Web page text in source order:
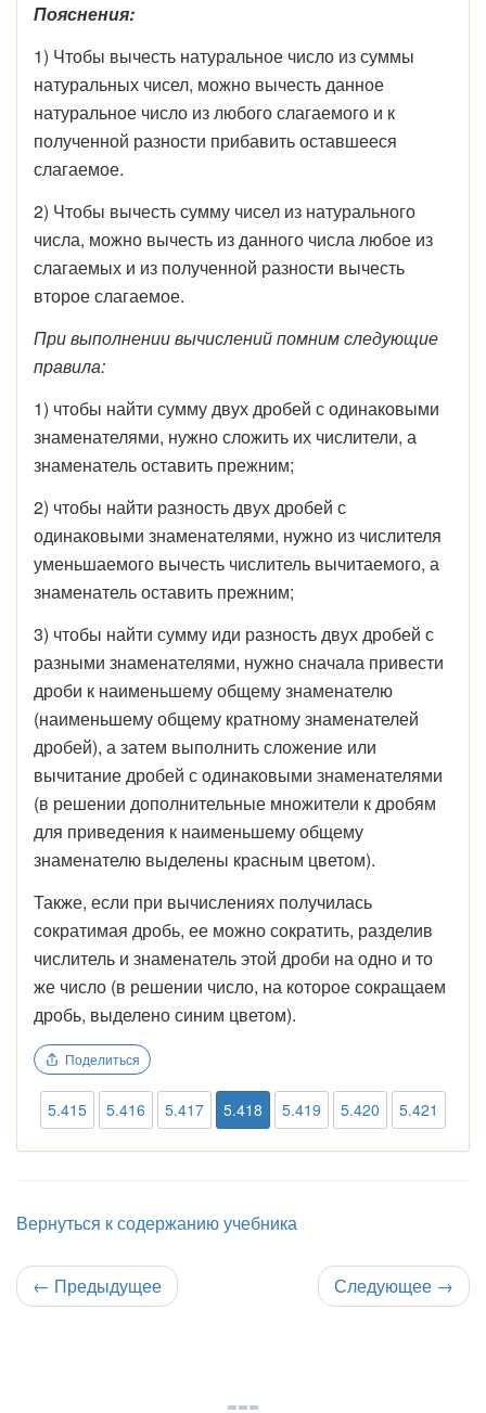
Пояснения:
1) Чтобы вычесть натуральное число из суммы
натуральных чисел, можно вычесть данное
натуральное число из любого слагаемого и к
полученной разности прибавить оставшееся
слагаемое.
2) Чтобы вычесть сумму чисел из натурального
числа, можно вычесть из данного числа любое из
слагаемых и из полученной разности вычесть
второе слагаемое.
При выполнении вычислений помним следующие
правила:
1) чтобы найти сумму двух дробей с одинаковыми
знаменателями, нужно сложить их числители, а
знаменатель оставить прежним;
2) чтобы найти разность двух дробей с
одинаковыми знаменателями, нужно из числителя
уменьшаемого вычесть числитель вычитаемого, а
знаменатель оставить прежним;
3) чтобы найти сумму иди разность двух дробей с
разными знаменателями, нужно сначала привести
дроби к наименьшему общему знаменателю
(наименьшему общему кратному знаменателей
дробей), а затем выполнить сложение или
вычитание дробей с одинаковыми знаменателями
(в решении дополнительные множители к дробям
для приведения к наименьшему общему
знаменателю выделены красным цветом).
Также, если при вычислениях получилась
сократимая дробь, ее можно сократить, разделив
числитель и знаменатель этой дроби на одно и то
же число (в решении число, на которое сокращаем
дробь, выделено синим цветом).
Поделиться
5.415 5.416 5.417 5.418 5.419 5.420 5.421
Вернуться к содержанию учебника
← Предыдущее Следующее →